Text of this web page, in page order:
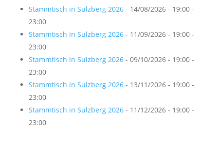
Stammtisch in Sulzberg 2026- 14/08/2026 - 19:00 -
23:00
Stammtisch in Sulzberg 2026- 11/09/2026 - 19:00 -
23:00
Stammtisch in Sulzberg 2026- 09/10/2026 - 19:00 -
23:00
Stammtisch in Sulzberg 2026- 13/11/2026 - 19:00 -
23:00
Stammtisch in Sulzberg 2026- 11/12/2026 - 19:00 -
23:00